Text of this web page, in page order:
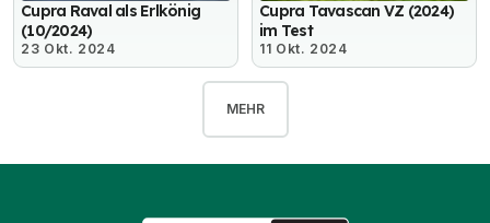
Cupra Raval als Erlkönig
(10/2024)
23 Okt. 2024
Cupra Tavascan VZ (2024)
im Test
11 Okt. 2024
MEHR